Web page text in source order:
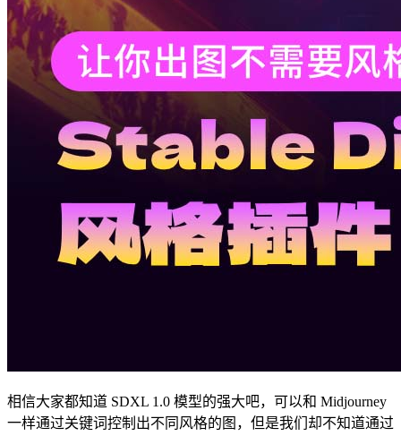
相信大家都知道 SDXL 1.0 模型的强大吧，可以和 Midjourney
一样通过关键词控制出不同风格的图，但是我们却不知道通过